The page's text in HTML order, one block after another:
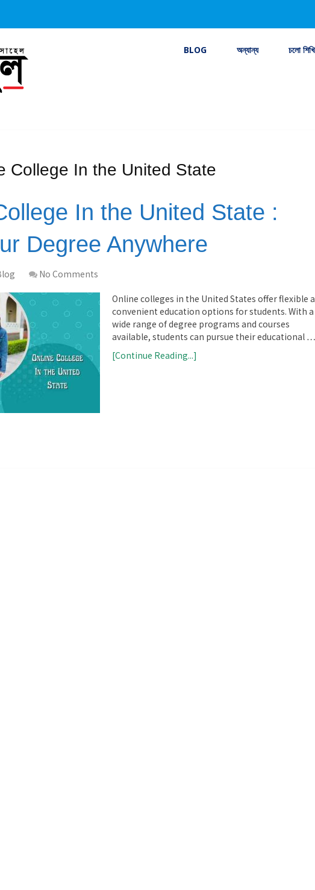
BLOG অন্যান্য চলো শিখি
College In the United State
In the United State :
Degree Anywhere
No Comments
Online colleges in the United States offer flexible
convenient education options for students. With a
wide range of degree programs and courses
available, students can pursue their educational …
[Continue Reading...]